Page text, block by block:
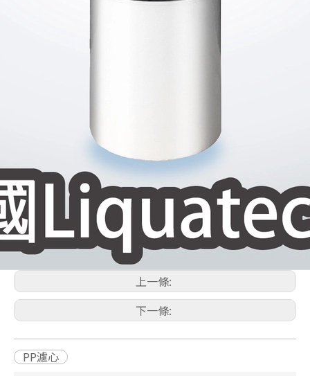
上一條:
下一條:
PP濾心